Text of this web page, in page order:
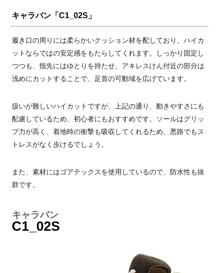
キャラバン「C1_02S」
履き口の周りには柔らかいクッション材を配しており、ハイカ
ットならではの安定感をもたらしてくれます。しっかり固定し
つつも、指先にはゆとりを持たせ、アキレスけん付近の部分は
浅めにカットすることで、足首の可動域を広げています。
扱いが難しいハイカットですが、上記の通り、動きやすさにも
配慮しているため、初心者にもおすすめです。ソールはグリッ
プ力が高く、着地時の衝撃も吸収してくれるため、悪路でもス
トレスがなく歩けるでしょう。
また、素材にはゴアテックスを使用しているので、防水性も抜
群です。
キャラバン
C1_02S